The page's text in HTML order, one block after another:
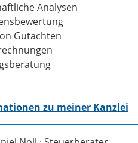
Analysen
Gutachten
zu meiner Kanzlei